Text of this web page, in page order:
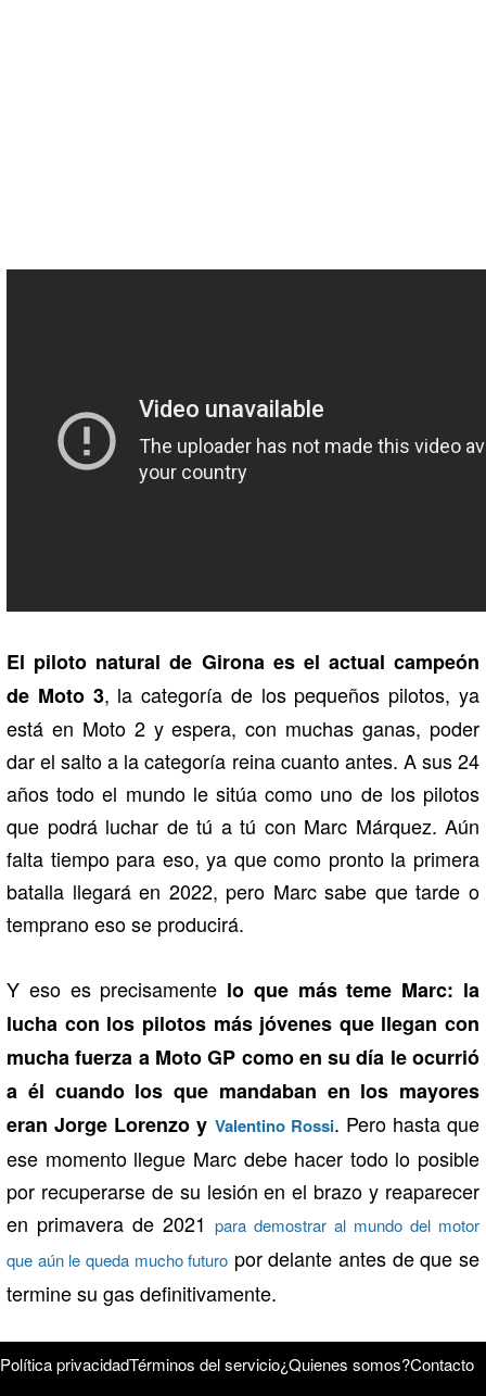
El piloto natural de Girona es el actual campeón
de Moto 3, la categoría de los pequeños pilotos, ya
está en Moto 2 y espera, con muchas ganas, poder
dar el salto a la categoría reina cuanto antes. A sus 24
años todo el mundo le sitúa como uno de los pilotos
que podrá luchar de tú a tú con Marc Márquez. Aún
falta tiempo para eso, ya que como pronto la primera
batalla llegará en 2022, pero Marc sabe que tarde o
temprano eso se producirá.
Y eso es precisamente lo que más teme Marc: la
lucha con los pilotos más jóvenes que llegan con
mucha fuerza a Moto GP como en su día le ocurrió
a él cuando los que mandaban en los mayores
eran Jorge Lorenzo y Valentino Rossi. Pero hasta que
ese momento llegue Marc debe hacer todo lo posible
por recuperarse de su lesión en el brazo y reaparecer
en primavera de 2021 para demostrar al mundo del motor
que aún le queda mucho futuro por delante antes de que se
termine su gas definitivamente.
Política privacidadTérminos del servicio¿Quienes somos?Contacto